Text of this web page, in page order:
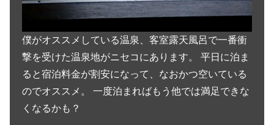
僕がオススメしている温泉、客室露天風呂で一番衝
撃を受けた温泉地がニセコにあります。 平日に泊ま
ると宿泊料金が割安になって、なおかつ空いている
のでオススメ。 一度泊まればもう他では満足できな
くなるかも？